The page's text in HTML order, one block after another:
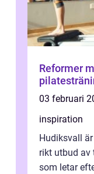
Reformer
03 februari
inspiration
Hudiksvall
rikt utbud av
som letar